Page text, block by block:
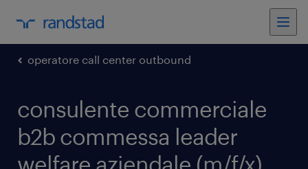
operatore call center outbound
consulente commerciale
b2b commessa leader
welfare aziendale (m/f/x).